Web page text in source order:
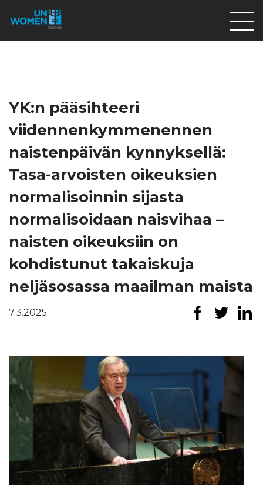
Ajankohtaista
Tietoa meistä
På Svenska
Lahjoita
YK:n pääsihteeri
viidennenkymmenennen
naistenpäivän kynnyksellä:
Tasa-arvoisten oikeuksien
normalisoinnin sijasta
normalisoidaan naisvihaa –
naisten oikeuksiin on
kohdistunut takaiskuja
neljäsosassa maailman maista
7.3.2025